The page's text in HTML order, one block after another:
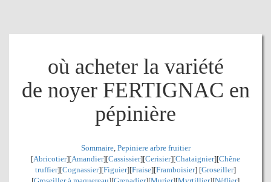
où acheter la variété
de noyer FERTIGNAC en
pépinière
Sommaire, Pepiniere arbre fruitier
[Abricotier][Amandier][Cassissier][Cerisier][Chataignier][Chêne
truffier][Cognassier][Figuier][Fraise][Framboisier] [Groseiller]